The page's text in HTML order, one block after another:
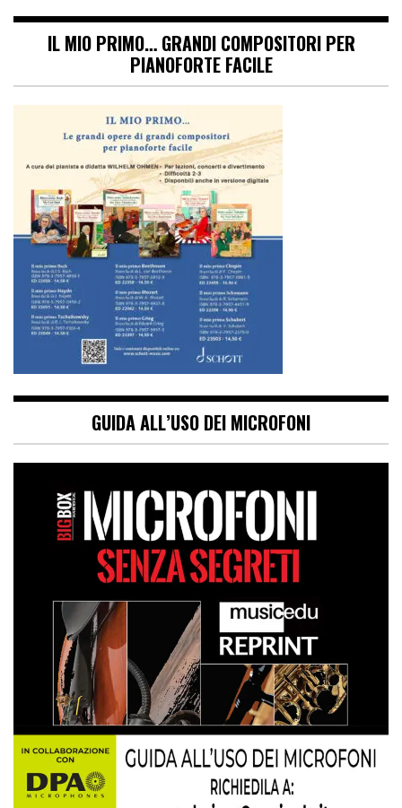
IL MIO PRIMO… GRANDI COMPOSITORI PER
PIANOFORTE FACILE
GUIDA ALL’USO DEI MICROFONI